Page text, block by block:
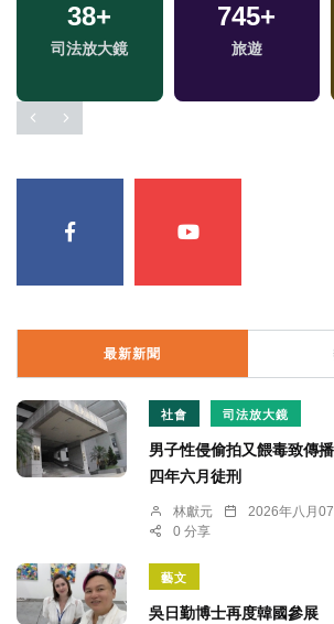
38+
司法放大鏡
745+
旅遊
1037
健康及醫療
26+
2024總統大選
最新新聞
社會 司法放大鏡
男子性侵偷拍又餵毒致傳
四年六月徒刑
林獻元 2026年八月07
0 分享
藝文
吳日勤博士再度韓國參展